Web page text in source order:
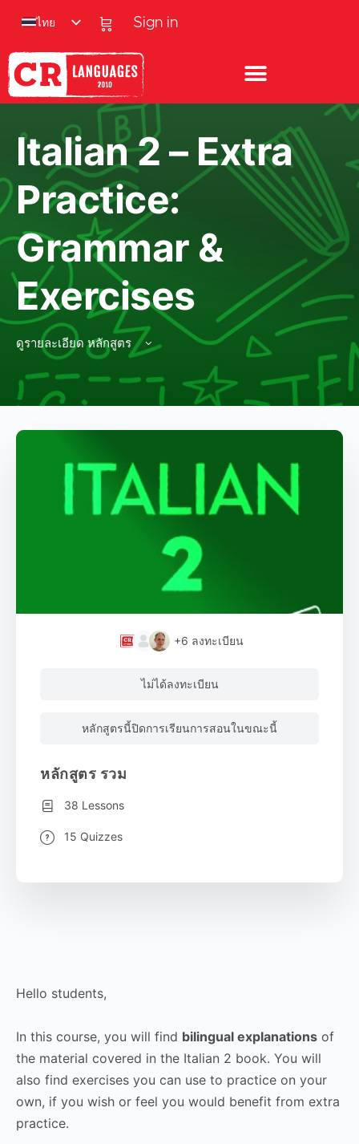
Sign in
ไทย
Italian 2 – Extra
Practice:
Grammar &
Exercises
ดูรายละเอียด หลักสูตร
Hello students,
In this course, you will find bilingual explanations of
the material covered in the Italian 2 book. You will
also find exercises you can use to practice on your
own, if you wish or feel you would benefit from extra
practice.
+6 ลงทะเบียน
ไม่ได้ลงทะเบียน
หลักสูตรนี้ปิดการเรียนการสอนในขณะนี้
หลักสูตร รวม
38 Lessons
15 Quizzes